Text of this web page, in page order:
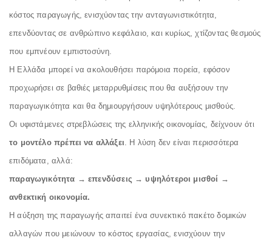
κόστος παραγωγής, ενισχύοντας την ανταγωνιστικότητα,
επενδύοντας σε ανθρώπινο κεφάλαιο, και κυρίως, χτίζοντας θεσμούς
που εμπνέουν εμπιστοσύνη.
Η Ελλάδα μπορεί να ακολουθήσει παρόμοια πορεία, εφόσον
προχωρήσει σε βαθιές μεταρρυθμίσεις που θα αυξήσουν την
παραγωγικότητα και θα δημιουργήσουν υψηλότερους μισθούς.
Οι υφιστάμενες στρεβλώσεις της ελληνικής οικονομίας, δείχνουν ότι
το μοντέλο πρέπει να αλλάξει . Η λύση δεν είναι περισσότερα
επιδόματα, αλλά:
παραγωγικότητα → επενδύσεις → υψηλότεροι μισθοί →
ανθεκτική οικονομία.
Η αύξηση της παραγωγής απαιτεί ένα συνεκτικό πακέτο δομικών
αλλαγών που μειώνουν το κόστος εργασίας, ενισχύουν την